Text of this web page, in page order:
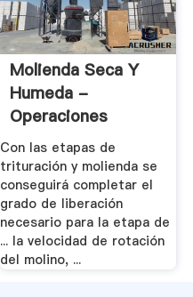
Molienda Seca Y
Humeda -
Operaciones
Unitarias 1
Con las etapas de
trituración y molienda se
conseguirá completar el
grado de liberación
necesario para la etapa de
... la velocidad de rotación
del molino, ...